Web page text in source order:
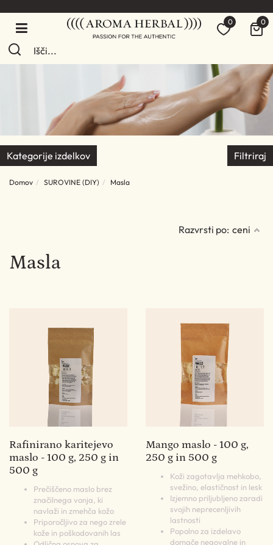
0 0
Kategorije izdelkov Filtriraj
Domov SUROVINE (DIY) Masla
Razvrsti po: ceni
Masla
Rafinirano karitejevo
maslo - 100 g, 250 g in
500 g
Prečiščeno maslo brez
značilnega vonja, ki
navlaži in zmehča kožo
Priporočljivo za nego zrele
kože in poškodovanih las
Mango maslo - 100 g,
250 g in 500 g
Koži zagotavlja mehkobo,
svežino, elastičnost in lesk
Izjemno priljubljeno zaradi
svojih neprecenljivih
lastnosti
Popolno za izdelavo
domače negovalne in